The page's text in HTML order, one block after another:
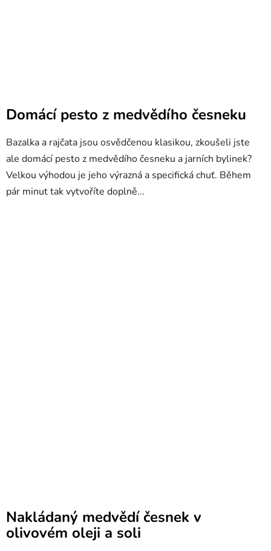
Domácí pesto z medvědího česneku
Bazalka a rajčata jsou osvědčenou klasikou, zkoušeli jste
ale domácí pesto z medvědího česneku a jarních bylinek?
Velkou výhodou je jeho výrazná a specifická chuť. Během
pár minut tak vytvoříte doplně...
Nakládaný medvědí česnek v
olivovém oleji a soli